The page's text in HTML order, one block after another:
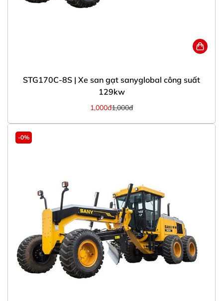
STG170C-8S | Xe san gạt sanyglobal công suất
129kw
1,000đ1,000đ
-0%